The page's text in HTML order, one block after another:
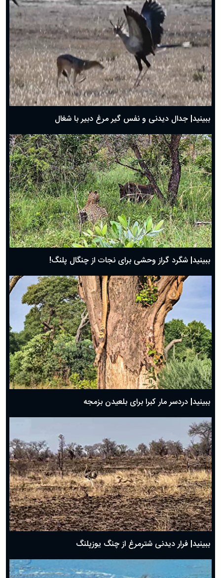
دعای روز ششم ماه رمضان؛ ۵ اسفند ۱۴۰۴
دعای روز پنجم ماه رمضان؛ ۴ اسفند ۱۴۰۴
دعای روز چهارم ماه مبارک رمضان؛ ۳ اسفند ۱۴۰۴
دعای روز سوم ماه مبارک رمضان؛ ۱۴ اسفند ۱۴۰۴
دعای روز دوم ماه مبارک رمضان ۱ اسفند ماه ۱۴۰۴
دعای روز اول ماه مبارک رمضان، ۳۰ بهمن ۱۴۰۴
حضرت زینب(س) چگونه از دنیا رفت؟
بهترین پیامک تبریک روز پدر ۱۴۰۴؛ جملات زیبا و صمیمانه
ببینید| جدال دیدنی و نفس گیر مرغ دبیر با شغال
ببینید| شگرد گراز وحشی برای نجات از چنگال پلنگ!
ببینید| دردسر مار کبرا برای بلعیدن بزمجه
ببینید| فرار دیدنی شترمرغ از چنگ یوزپلنگ